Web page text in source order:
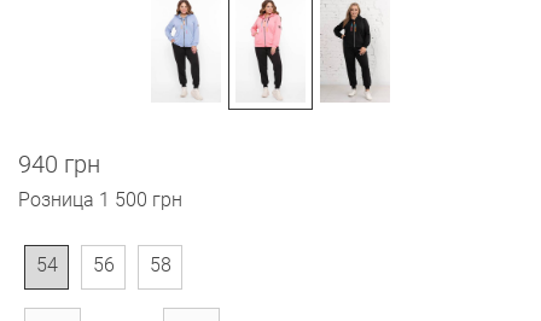
940 грн
Розница 1 500 грн
54 56 58